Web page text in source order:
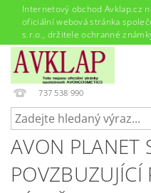
Internetový obchod Avklap.cz
oficiální webová stránka
s.r.o., držitele ochranné
737 538 990
AVON PLANET
POVZBUZUJÍCÍ